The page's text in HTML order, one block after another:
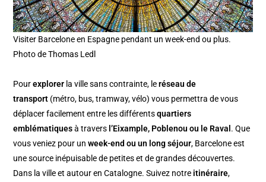
Visiter Barcelone en Espagne pendant un week-end ou plus.
Photo de Thomas Ledl
Pourexplorer la ville sans contrainte, leréseau de
transport (métro, bus, tramway, vélo) vous permettra de vous
déplacer facilement entre les différentsquartiers
emblématiquesà travers l’Eixample, Poblenou ou le Raval . Que
vous veniez pour unweek-end ou un long séjour, Barcelone est
une source inépuisable de petites et de grandes découvertes.
Dans la ville et autour en Catalogne. Suivez notre itinéraire,